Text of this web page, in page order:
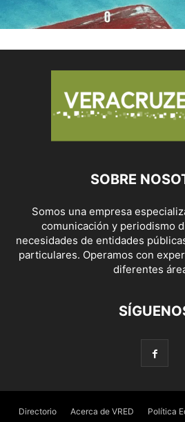
SOBRE
Somos una empresa
comunicación y periodismo
necesidades de entidades
particulares. Operamos con
diferentes
Directorio Acerca de VRED Política